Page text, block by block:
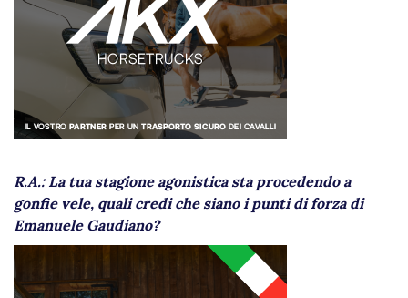
R.A.: La tua stagione agonistica sta procedendo a
gonfie vele, quali credi che siano i punti di forza di
Emanuele Gaudiano?